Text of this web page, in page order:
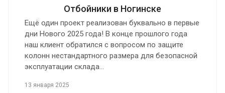
Отбойники в Ногинске
Ещё один проект реализован буквально в первые
дни Нового 2025 года! В конце прошлого года
наш клиент обратился с вопросом по защите
колонн нестандартного размера для безопасной
эксплуатации склада…
13 января 2025